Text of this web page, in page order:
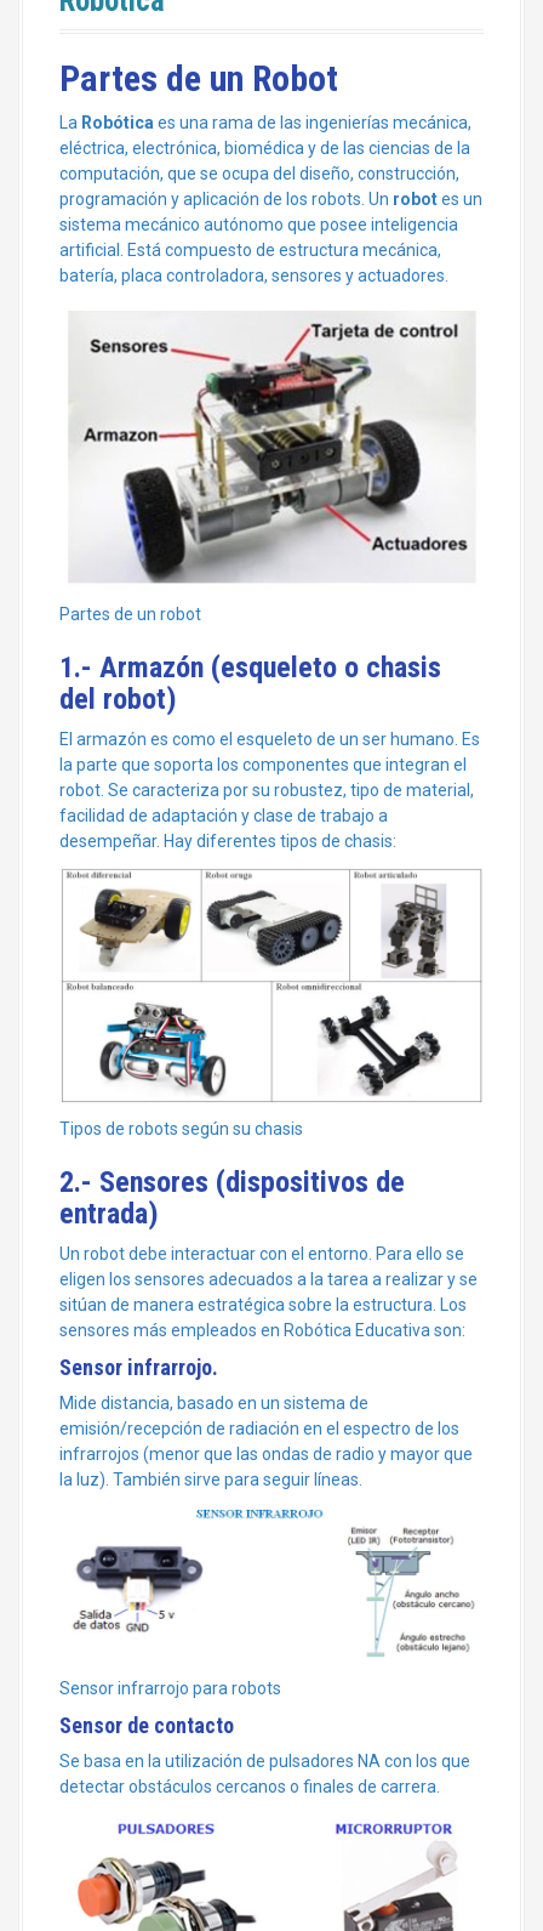
Partes de un Robot
La Robótica es una rama de las ingenierías mecánica,
eléctrica, electrónica, biomédica y de las ciencias de la
computación, que se ocupa del diseño, construcción,
programación y aplicación de los robots. Un robotes un
sistema mecánico autónomo que posee inteligencia
artificial. Está compuesto de estructura mecánica,
batería, placa controladora, sensores y actuadores.
Partes de un robot
1.- Armazón (esqueleto o chasis
del robot)
El armazón es como el esqueleto de un ser humano. Es
la parte que soporta los componentes que integran el
robot. Se caracteriza por su robustez, tipo de material,
facilidad de adaptación y clase de trabajo a
desempeñar. Hay diferentes tipos de chasis:
Tipos de robots según su chasis
2.- Sensores (dispositivos de
entrada)
Un robot debe interactuar con el entorno. Para ello se
eligen los sensores adecuados a la tarea a realizar y se
sitúan de manera estratégica sobre la estructura. Los
sensores más empleados en Robótica Educativa son:
Sensor infrarrojo.
Mide distancia, basado en un sistema de
emisión/recepción de radiación en el espectro de los
infrarrojos (menor que las ondas de radio y mayor que
la luz). También sirve para seguir líneas.
Sensor infrarrojo para robots
Sensor de contacto
Se basa en la utilización de pulsadores NA con los que
detectar obstáculos cercanos o finales de carrera.